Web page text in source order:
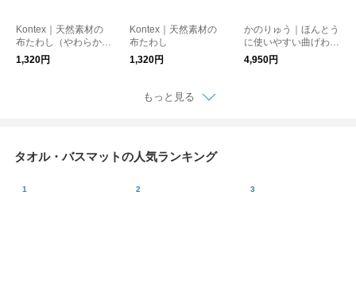
Kontex｜天然素材の
布たわし（やわらかタ
イプ）
1,320円
Kontex｜天然素材の
布たわし
1,320円
かのりゅう｜ほんとう
に使いやすい曲げわっ
ぱ弁当箱Sサイズ
4,950円
もっと見る
タオル・バスマットの人気ランキング